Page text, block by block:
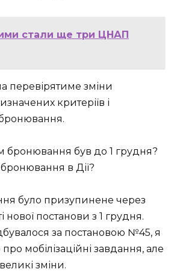
стали ще три ЦНАП
перевірятиме зміни
критеріїв і
бронювання був до 1 грудня?
в Дії?
було призупинене через
нової постанови з 1 грудня.
за постановою №45, я
мобілізаційні завдання, але
зміни.